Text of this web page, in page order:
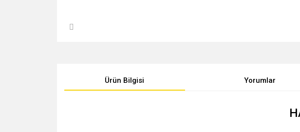
Ürün Bilgisi Yorumlar